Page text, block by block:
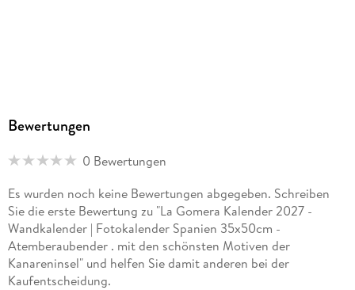
Bewertungen
0 Bewertungen
Es wurden noch keine Bewertungen abgegeben. Schreiben
Sie die erste Bewertung zu "La Gomera Kalender 2027 -
Wandkalender | Fotokalender Spanien 35x50cm -
Atemberaubender . mit den schönsten Motiven der
Kanareninsel" und helfen Sie damit anderen bei der
Kaufentscheidung.